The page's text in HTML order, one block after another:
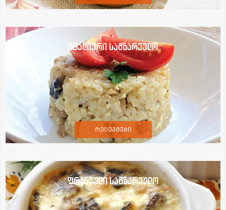
იტალიური სამზარეულო
რეცეპტები
ფრანგული სამზარეულო